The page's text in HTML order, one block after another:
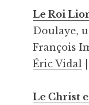
Le Roi
Doulaye,
François
Éric Vidal
Le Christ